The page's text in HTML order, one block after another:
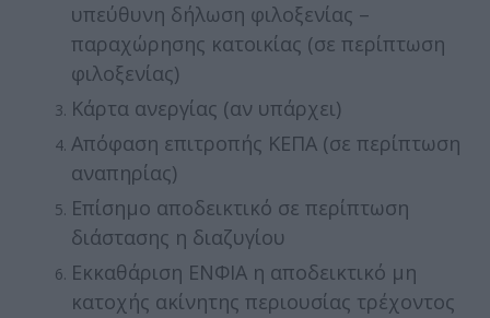
υπεύθυνη δήλωση φιλοξενίας –
παραχώρησης κατοικίας (σε περίπτωση
φιλοξενίας)
Κάρτα ανεργίας (αν υπάρχει)
Απόφαση επιτροπής ΚΕΠΑ (σε περίπτωση
αναπηρίας)
Επίσημο αποδεικτικό σε περίπτωση
διάστασης η διαζυγίου
Εκκαθάριση ΕΝΦΙΑ η αποδεικτικό μη
κατοχής ακίνητης περιουσίας τρέχοντος